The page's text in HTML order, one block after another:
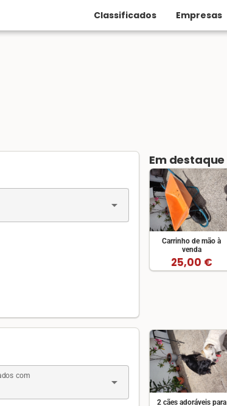
Classificados Empresas
arrow_drop_down
com arrow_drop_down
Em destaque
Carrinho de mão à
venda
25,00 €
2 cães adoráveis para